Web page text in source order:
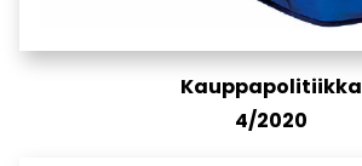
Kauppapolitiikka
4/2020